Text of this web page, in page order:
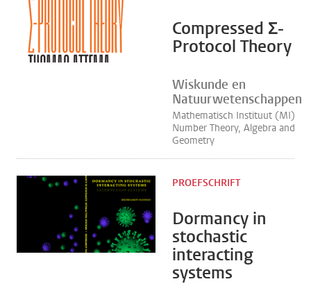
Compressed Σ-
Protocol Theory
Wiskunde en
Natuurwetenschappen
Mathematisch Instituut (MI)
Number Theory, Algebra and
Geometry
Dormancy in
stochastic
interacting
systems
PROEFSCHRIFT